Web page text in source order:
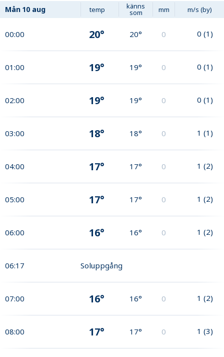
Mån 10 aug temp känns
som mm m/s (by)
00:00 20° 20° 0 0 (1)
01:00 19° 19° 0 0 (1)
02:00 19° 19° 0 0 (1)
03:00 18° 18° 0 1 (1)
04:00 17° 17° 0 1 (2)
05:00 17° 17° 0 1 (2)
06:00 16° 16° 0 1 (2)
06:17 Soluppgång
07:00 16° 16° 0 1 (2)
08:00 17° 17° 0 1 (3)